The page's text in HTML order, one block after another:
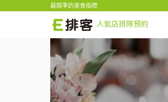
最精準的美食指標
人氣店排隊預約